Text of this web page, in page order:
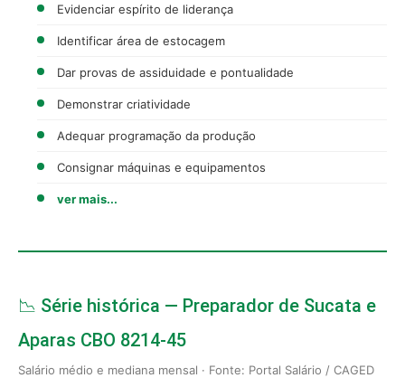
Evidenciar espírito de liderança
Identificar área de estocagem
Dar provas de assiduidade e pontualidade
Demonstrar criatividade
Adequar programação da produção
Consignar máquinas e equipamentos
ver mais...
📉 Série histórica — Preparador de Sucata e
Aparas CBO 8214-45
Salário médio e mediana mensal · Fonte: Portal Salário / CAGED